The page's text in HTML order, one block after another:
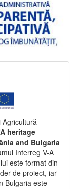
Agricultură
heritage
and Bulgaria
Interreg V-A
este format din
de proiect, iar
Bulgaria este